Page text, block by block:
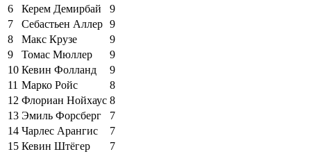
6
Керем Демирбай
9
7
Себастьен Аллер 9
8
Макс Крузе
9
9
Томас Мюллер
9
10 Кевин Фолланд
9
11 Марко Ройс
8
12 Флориан Нойхаус 8
13 Эмиль Форсберг
7
14 Чарлес Арангис
7
15 Кевин Штёгер 7